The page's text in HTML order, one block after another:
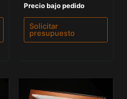
Valorado
con
0
de
Precio bajo pedido
Solicitar
presupuesto